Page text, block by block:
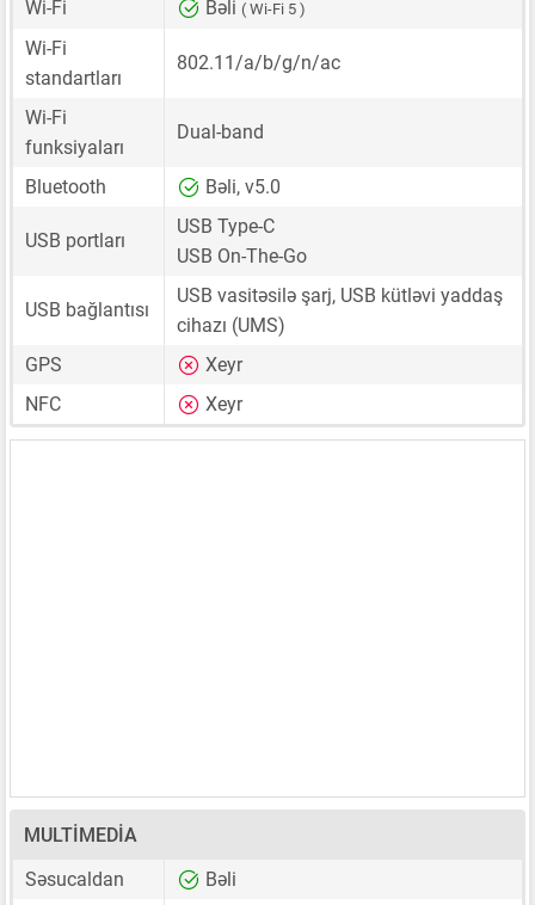
Wi-Fi
Bəli ( Wi-Fi 5 )
Wi-Fi
standartları
802.11/a/b/g/n/ac
Wi-Fi
funksiyaları
Dual-band
Bluetooth Bəli, v5.0
USB portları
USB Type-C
USB On-The-Go
USB bağlantısı
USB vasitəsilə şarj, USB kütləvi yaddaş
cihazı (UMS)
GPS
Xeyr
NFC
Xeyr
MULTIMEDIA
Səsucaldan
Bəli